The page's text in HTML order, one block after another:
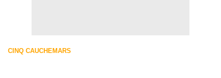
CINQ CAUCHEMARS